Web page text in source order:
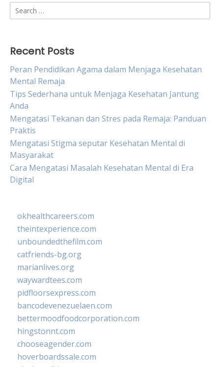
Search
for:
Recent Posts
Peran Pendidikan Agama dalam Menjaga Kesehatan
Mental Remaja
Tips Sederhana untuk Menjaga Kesehatan Jantung
Anda
Mengatasi Tekanan dan Stres pada Remaja: Panduan
Praktis
Mengatasi Stigma seputar Kesehatan Mental di
Masyarakat
Cara Mengatasi Masalah Kesehatan Mental di Era
Digital
okhealthcareers.com
theintexperience.com
unboundedthefilm.com
catfriends-bg.org
marianlives.org
waywardtees.com
pidfloorsexpress.com
bancodevenezuelaen.com
bettermoodfoodcorporation.com
hingstonnt.com
chooseagender.com
hoverboardssale.com